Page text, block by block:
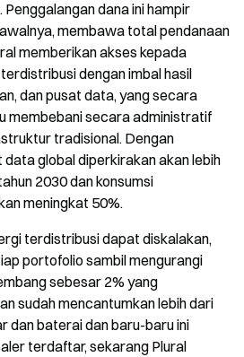
dana ini hampir
membawa total pendanaan
memberikan akses kepada
dengan imbal hasil
dan pusat data, yang secara
membebani secara administratif
tradisional. Dengan
global diperkirakan akan lebih
2030 dan konsumsi
meningkat 50%.
terdistribusi dapat diskalakan,
portofolio sambil mengurangi
sebesar 2% yang
sudah mencantumkan lebih dari
dan baterai dan baru-baru ini
terdaftar, sekarang Plural